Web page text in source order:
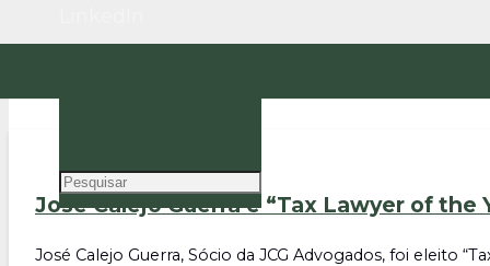
José Calejo Guerra é “Tax Lawyer of the
José Calejo Guerra, Sócio da JCG Advogados, foi eleito